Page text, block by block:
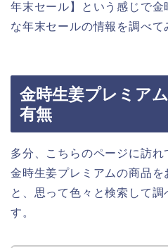
年末セール】という感じで
な年末セールの情報を調べて
金時生姜プレミア
有無
多分、こちらのページに訪れ
金時生姜プレミアムの商品を
と、思って色々と検索して調
す。